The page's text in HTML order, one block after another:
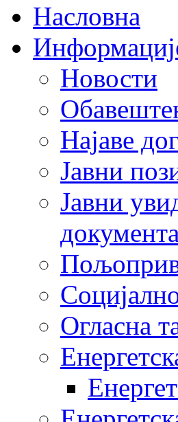
Насловна
Новости
Најаве
Јавни
Јавни
Огласна